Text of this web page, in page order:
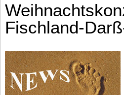
Fischland-